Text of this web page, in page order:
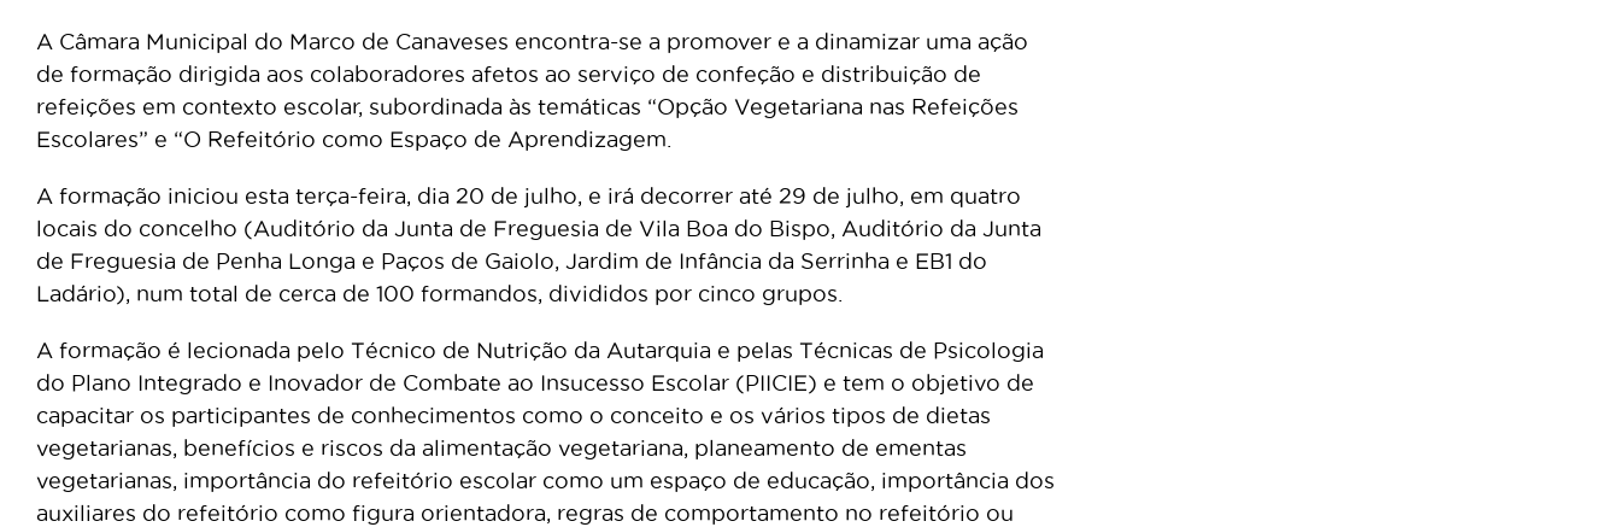
A Câmara Municipal do Marco de Canaveses encontra-se a promover e a dinamizar uma ação
de formação dirigida aos colaboradores afetos ao serviço de confeção e distribuição de
refeições em contexto escolar, subordinada às temáticas “Opção Vegetariana nas Refeições
Escolares” e “O Refeitório como Espaço de Aprendizagem.
A formação iniciou esta terça-feira, dia 20 de julho, e irá decorrer até 29 de julho, em quatro
locais do concelho (Auditório da Junta de Freguesia de Vila Boa do Bispo, Auditório da Junta
de Freguesia de Penha Longa e Paços de Gaiolo, Jardim de Infância da Serrinha e EB1 do
Ladário), num total de cerca de 100 formandos, divididos por cinco grupos.
A formação é lecionada pelo Técnico de Nutrição da Autarquia e pelas Técnicas de Psicologia
do Plano Integrado e Inovador de Combate ao Insucesso Escolar (PIICIE) e tem o objetivo de
capacitar os participantes de conhecimentos como o conceito e os vários tipos de dietas
vegetarianas, benefícios e riscos da alimentação vegetariana, planeamento de ementas
vegetarianas, importância do refeitório escolar como um espaço de educação, importância dos
auxiliares do refeitório como figura orientadora, regras de comportamento no refeitório ou